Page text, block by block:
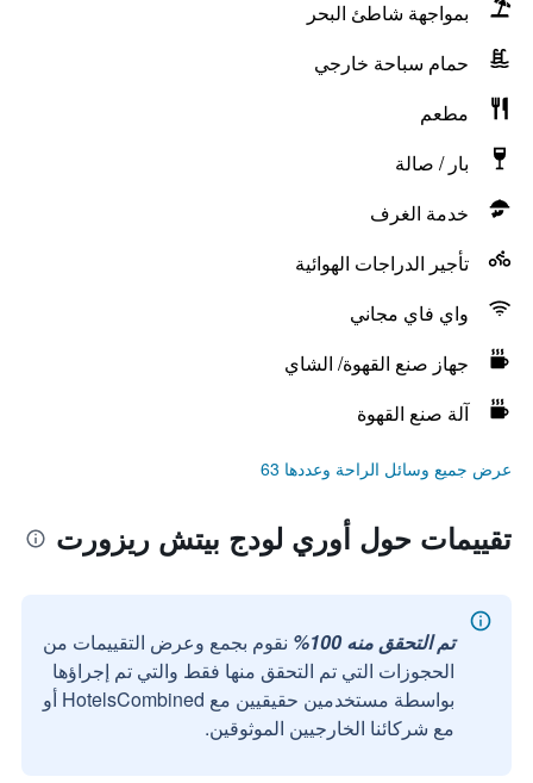
بمواجهة شاطئ البحر
حمام سباحة خارجي
مطعم
بار / صالة
خدمة الغرف
تأجير الدراجات الهوائية
واي فاي مجاني
جهاز صنع القهوة/ الشاي
آلة صنع القهوة
عرض جميع وسائل الراحة وعددها 63
تقييمات حول أوري لودج بيتش ريزورت
تم التحقق منه 100%
نقوم بجمع وعرض التقييمات من
الحجوزات التي تم التحقق منها فقط والتي تم إجراؤها
بواسطة مستخدمين حقيقيين مع HotelsCombined أو
مع شركائنا الخارجيين الموثوقين.